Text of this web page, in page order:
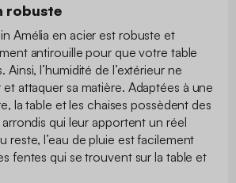
robuste
Amélia en acier est robuste et
antirouille pour que votre table
Ainsi, l’humidité de l’extérieur ne
attaquer sa matière. Adaptées à une
la table et les chaises possèdent des
qui leur apportent un réel
reste, l’eau de pluie est facilement
fentes qui se trouvent sur la table et